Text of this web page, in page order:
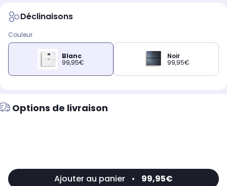
Déclinaisons
Couleur
Blanc
99,95€
Noir
99,95€
Options de livraison
Ajouter au panier • 99,95€